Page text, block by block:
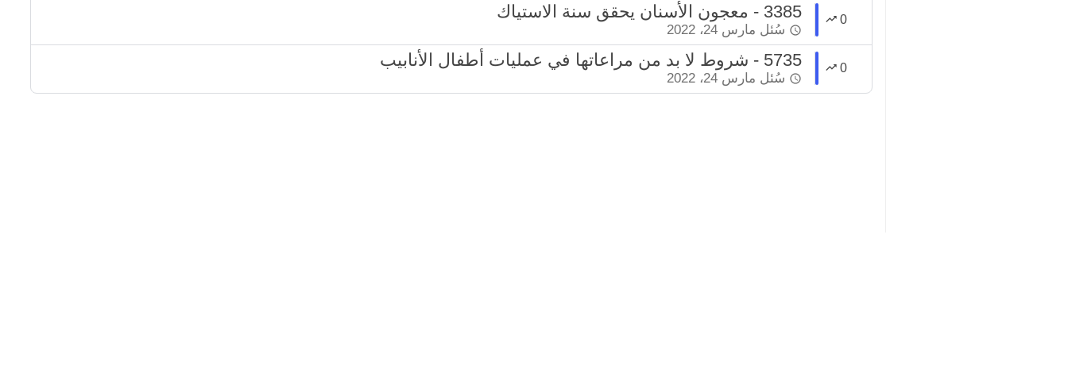
0 3385 - معجون الأسنان يحقق سنة الاستياك
سُئل مارس 24، 2022
0 5735 - شروط لا بد من مراعاتها في عمليات أطفال الأنابيب
سُئل مارس 24، 2022